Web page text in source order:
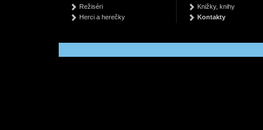
Režiséri
Herci a herečky
Knižky, knihy
Kontakty